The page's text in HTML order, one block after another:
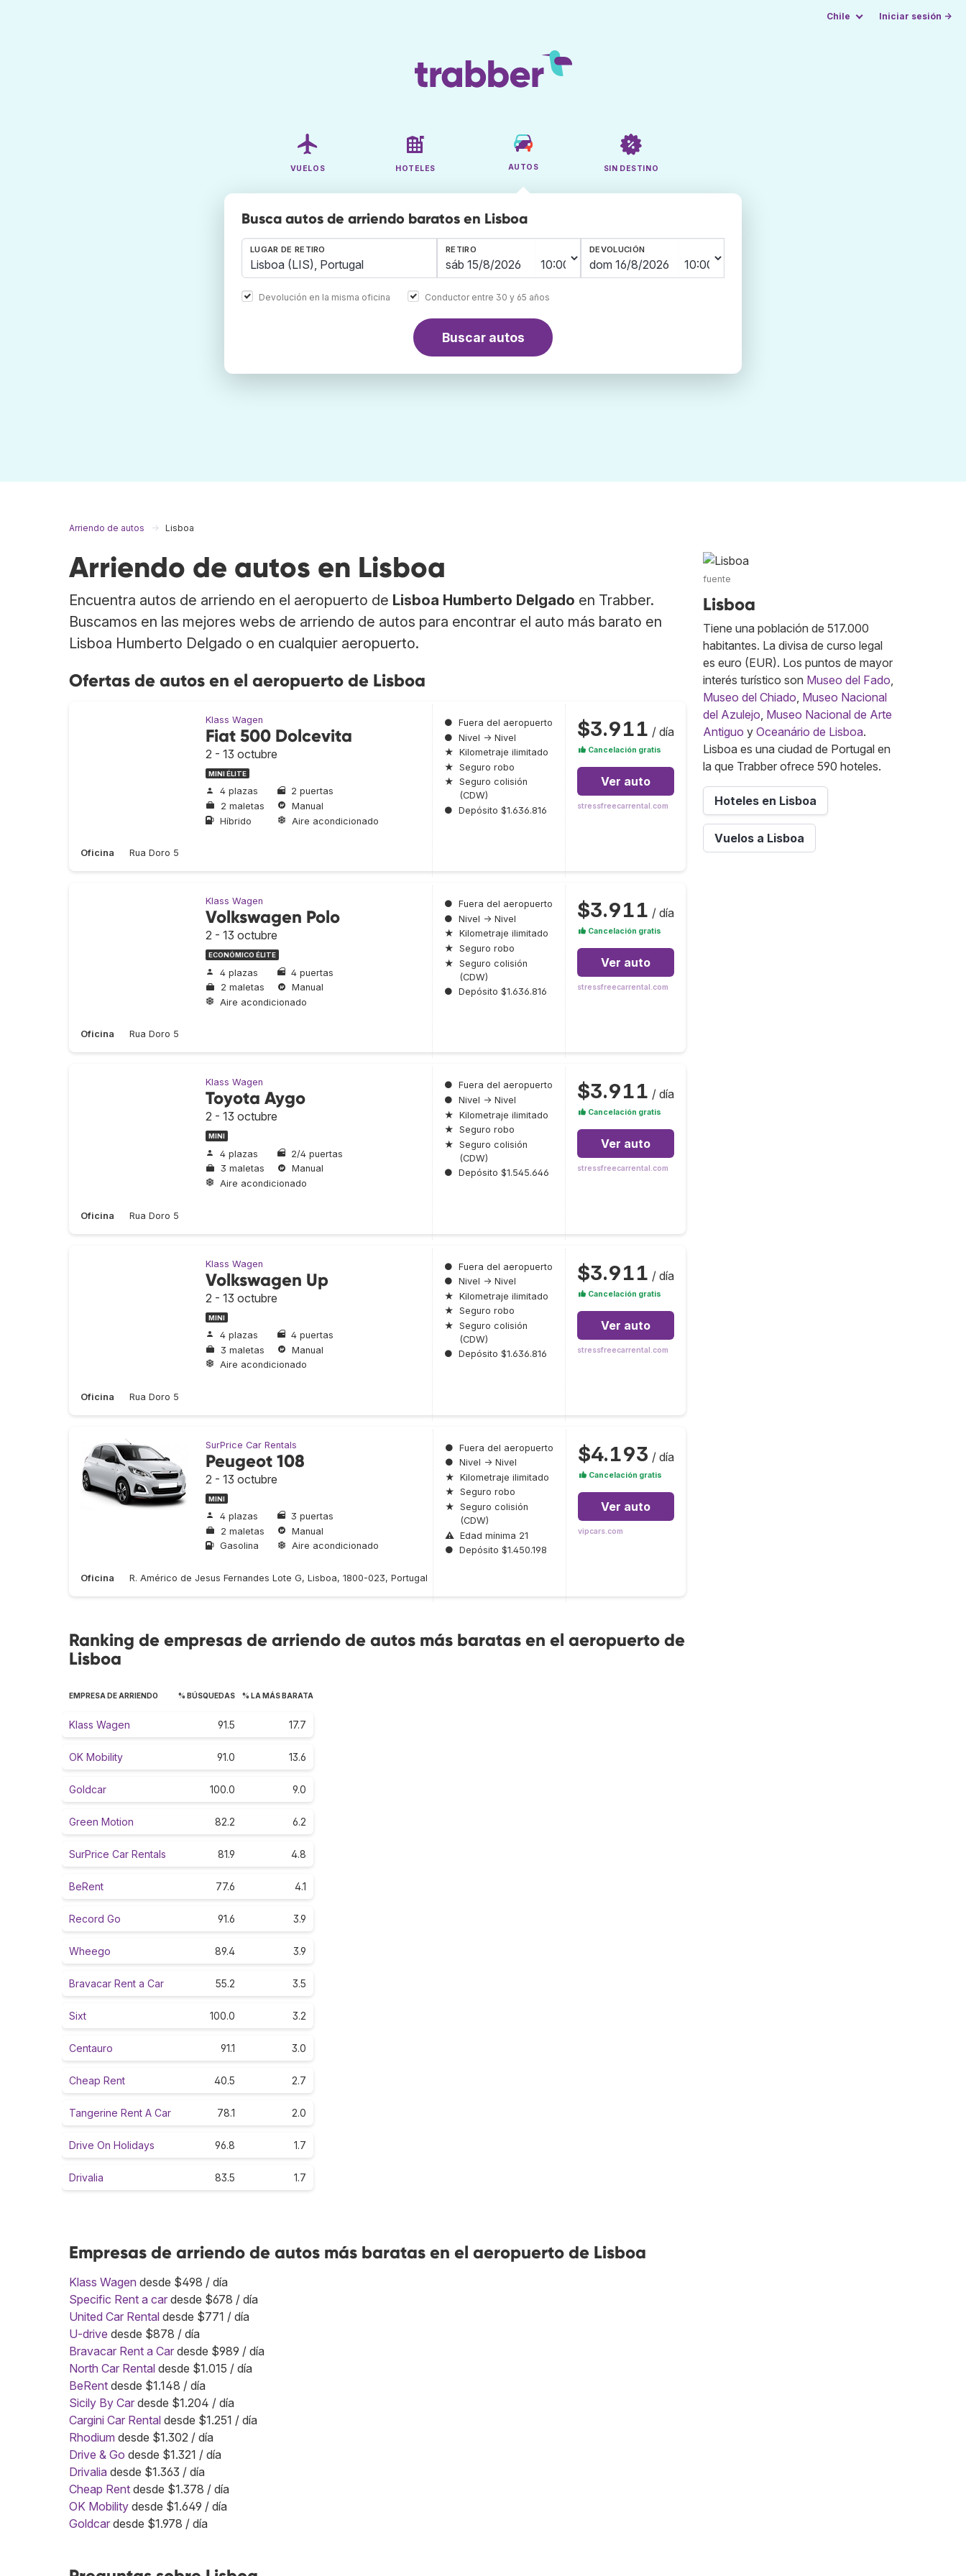
Chile Iniciar sesión →
VUELOS HOTELES AUTOS SIN DESTINO
Busca autos de arriendo baratos en Lisboa
LUGAR DE RETIRO RETIRO DEVOLUCIÓN
Devolución en la misma oficina Conductor entre 30 y 65 años
Buscar autos
Arriendo de autos Lisboa
Arriendo de autos en Lisboa
Encuentra autos de arriendo en el aeropuerto de Lisboa Humberto Delgado en Trabber.
Buscamos en las mejores webs de arriendo de autos para encontrar el auto más barato en
Lisboa Humberto Delgado o en cualquier aeropuerto.
Ofertas de autos en el aeropuerto de Lisboa
Klass Wagen
Fiat 500 Dolcevita
2 - 13 octubre
MINI ÉLITE
4 plazas
2 puertas
2 maletas
Manual
Híbrido
Aire acondicionado
Oficina Rua Doro 5
● Fuera del aeropuerto
● Nivel → Nivel
★ Kilometraje ilimitado
★ Seguro robo
★ Seguro colisión
(CDW)
● Depósito $1.636.816
$3.911 / día
Cancelación gratis
Ver auto
stressfreecarrental.com
Klass Wagen
Volkswagen Polo
2 - 13 octubre
ECONÓMICO ÉLITE
4 plazas
4 puertas
2 maletas
Manual
Aire acondicionado
Oficina Rua Doro 5
● Fuera del aeropuerto
● Nivel → Nivel
★ Kilometraje ilimitado
★ Seguro robo
★ Seguro colisión
(CDW)
● Depósito $1.636.816
$3.911 / día
Cancelación gratis
Ver auto
stressfreecarrental.com
Klass Wagen
Toyota Aygo
2 - 13 octubre
MINI
4 plazas
2/4 puertas
3 maletas
Manual
Aire acondicionado
Oficina Rua Doro 5
● Fuera del aeropuerto
● Nivel → Nivel
★ Kilometraje ilimitado
★ Seguro robo
★ Seguro colisión
(CDW)
● Depósito $1.545.646
$3.911 / día
Cancelación gratis
Ver auto
stressfreecarrental.com
Klass Wagen
Volkswagen Up
2 - 13 octubre
MINI
4 plazas
4 puertas
3 maletas
Manual
Aire acondicionado
Oficina Rua Doro 5
● Fuera del aeropuerto
● Nivel → Nivel
★ Kilometraje ilimitado
★ Seguro robo
★ Seguro colisión
(CDW)
● Depósito $1.636.816
$3.911 / día
Cancelación gratis
Ver auto
stressfreecarrental.com
SurPrice Car Rentals
Peugeot 108
2 - 13 octubre
MINI
4 plazas
3 puertas
2 maletas
Manual
Gasolina
Aire acondicionado
Oficina R. Américo de Jesus Fernandes Lote G, Lisboa, 1800-023, Portugal
● Fuera del aeropuerto
● Nivel → Nivel
★ Kilometraje ilimitado
★ Seguro robo
★ Seguro colisión
(CDW)
⚠ Edad mínima 21
● Depósito $1.450.198
$4.193 / día
Cancelación gratis
Ver auto
vipcars.com
Ranking de empresas de arriendo de autos más baratas en el aeropuerto de
Lisboa
EMPRESA DE ARRIENDO % BÚSQUEDAS % LA MÁS BARATA
Klass Wagen 91.5 17.7
OK Mobility 91.0 13.6
Goldcar 100.0 9.0
Green Motion 82.2 6.2
SurPrice Car Rentals 81.9 4.8
BeRent 77.6 4.1
Record Go 91.6 3.9
Wheego 89.4 3.9
Bravacar Rent a Car 55.2 3.5
Sixt 100.0 3.2
Centauro 91.1 3.0
Cheap Rent 40.5 2.7
Tangerine Rent A Car 78.1 2.0
Drive On Holidays 96.8 1.7
Drivalia 83.5 1.7
Empresas de arriendo de autos más baratas en el aeropuerto de Lisboa
Klass Wagen desde $498 / día
Specific Rent a car desde $678 / día
United Car Rental desde $771 / día
U-drive desde $878 / día
Bravacar Rent a Car desde $989 / día
North Car Rental desde $1.015 / día
BeRent desde $1.148 / día
Sicily By Car desde $1.204 / día
Cargini Car Rental desde $1.251 / día
Rhodium desde $1.302 / día
Drive & Go desde $1.321 / día
Drivalia desde $1.363 / día
Cheap Rent desde $1.378 / día
OK Mobility desde $1.649 / día
Goldcar desde $1.978 / día
fuente
Lisboa
Tiene una población de 517.000
habitantes. La divisa de curso legal
es euro (EUR). Los puntos de mayor
interés turístico son Museo del Fado,
Museo del Chiado, Museo Nacional
del Azulejo, Museo Nacional de Arte
Antiguo y Oceanário de Lisboa.
Lisboa es una ciudad de Portugal en
la que Trabber ofrece 590 hoteles.
Hoteles en Lisboa
Vuelos a Lisboa